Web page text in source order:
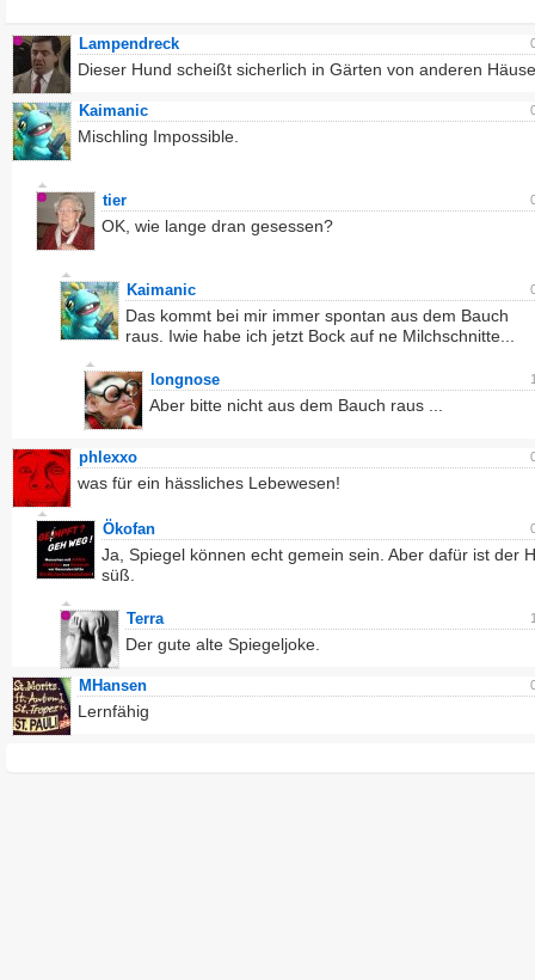
Lampendreck
Dieser Hund scheißt sicherlich in Gärten von anderen
Kaimanic
Mischling Impossible.
tier
OK, wie lange dran gesessen?
Kaimanic
Das kommt bei mir immer spontan aus dem Bauch
raus. Iwie habe ich jetzt Bock auf ne Milchschnitte...
longnose
Aber bitte nicht aus dem Bauch raus ...
phlexxo
was für ein hässliches Lebewesen!
Ökofan
Ja, Spiegel können echt gemein sein. Aber dafür ist der
süß.
Terra
Der gute alte Spiegeljoke.
MHansen
Lernfähig